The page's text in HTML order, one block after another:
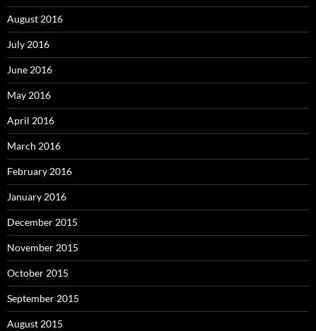
August 2016
July 2016
June 2016
May 2016
April 2016
March 2016
February 2016
January 2016
December 2015
November 2015
October 2015
September 2015
August 2015